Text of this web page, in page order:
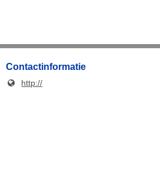
Contactinformatie
http://